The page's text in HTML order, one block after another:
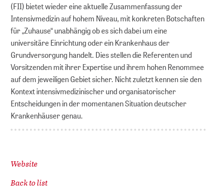
(FII) bietet wieder eine aktuelle Zusammenfassung der
Intensivmedizin auf hohem Niveau, mit konkreten Botschaften
für „Zuhause“ unabhängig ob es sich dabei um eine
universitäre Einrichtung oder ein Krankenhaus der
Grundversorgung handelt. Dies stellen die Referenten und
Vorsitzenden mit ihrer Expertise und ihrem hohen Renommee
auf dem jeweiligen Gebiet sicher. Nicht zuletzt kennen sie den
Kontext intensivmedizinischer und organisatorischer
Entscheidungen in der momentanen Situation deutscher
Krankenhäuser genau.
Website
Back to list